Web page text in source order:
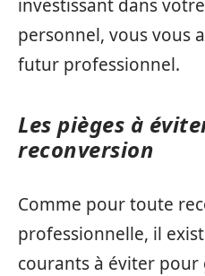
investissant dans
personnel, vous vous
futur professionnel.
Les pièges à
reconversion
Comme pour toute
professionnelle, il
courants à éviter